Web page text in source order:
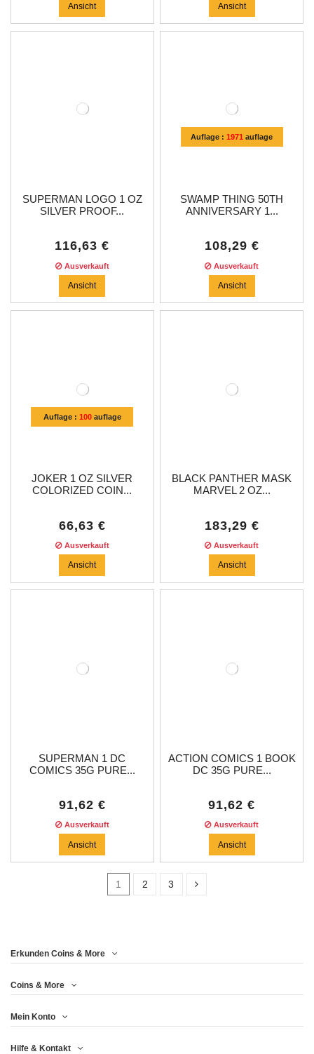
Ansicht Ansicht
SUPERMAN LOGO 1 OZ
SILVER PROOF...
116,63 €
Ausverkauft
Ansicht
Auflage :1971 auflage
SWAMP THING 50TH
ANNIVERSARY 1...
108,29 €
Ausverkauft
Ansicht
Auflage : 100auflage
JOKER 1 OZ SILVER
COLORIZED COIN...
66,63 €
Ausverkauft
Ansicht
BLACK PANTHER MASK
MARVEL 2 OZ...
183,29 €
Ausverkauft
Ansicht
SUPERMAN 1 DC
COMICS 35G PURE...
91,62 €
Ausverkauft
Ansicht
ACTION COMICS 1 BOOK
DC 35G PURE...
91,62 €
Ausverkauft
Ansicht
1 2 3
Price
Jahr
Metall
Erkunden Coins & More
Coins & More
Mein Konto
Hilfe & Kontakt